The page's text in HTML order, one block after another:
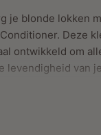
je blonde lokken
Deze
ontwikkeld om
levendigheid van